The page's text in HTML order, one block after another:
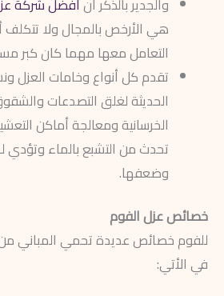
هي الأرخص بالمجال ولا تتكلف
التعامل معها مهما كان كبر
تقدم كل أنواع وخامات العزل
الحديثة لغلق التصدعات
الخرسانية ومعالجة أماكن
تحدث من التشبع بالماء وتؤدي
وضعفها.
خصائص عزل الفوم
للفوم خصائص عديدة تحمي المباني من
في الأتي: